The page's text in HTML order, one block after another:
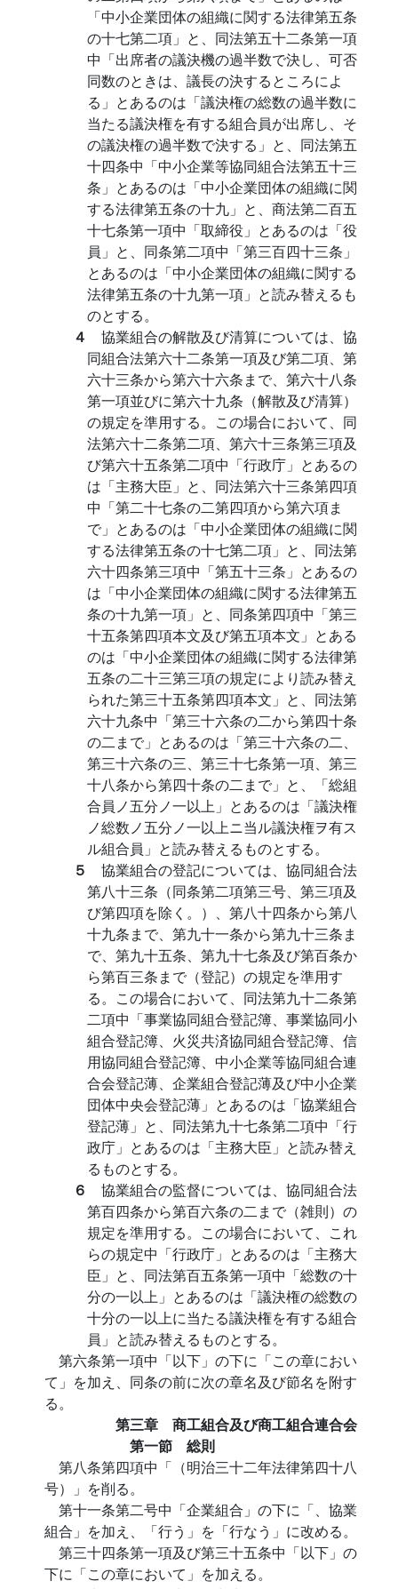
「中小企業団体の組織に関する法律第五条
の十七第二項」と、同法第五十二条第一項
中「出席者の議決機の過半数で決し、可否
同数のときは、議長の決するところによ
る」とあるのは「議決権の総数の過半数に
当たる議決権を有する組合員が出席し、そ
の議決権の過半数で決する」と、同法第五
十四条中「中小企業等協同組合法第五十三
条」とあるのは「中小企業団体の組織に関
する法律第五条の十九」と、商法第二百五
十七条第一項中「取締役」とあるのは「役
員」と、同条第二項中「第三百四十三条」
とあるのは「中小企業団体の組織に関する
法律第五条の十九第一項」と読み替えるも
のとする。
４ 協業組合の解散及び清算については、協
同組合法第六十二条第一項及び第二項、第
六十三条から第六十六条まで、第六十八条
第一項並びに第六十九条（解散及び清算）
の規定を準用する。この場合において、同
法第六十二条第二項、第六十三条第三項及
び第六十五条第二項中「行政庁」とあるの
は「主務大臣」と、同法第六十三条第四項
中「第二十七条の二第四項から第六項ま
で」とあるのは「中小企業団体の組織に関
する法律第五条の十七第二項」と、同法第
六十四条第三項中「第五十三条」とあるの
は「中小企業団体の組織に関する法律第五
条の十九第一項」と、同条第四項中「第三
十五条第四項本文及び第五項本文」とある
のは「中小企業団体の組織に関する法律第
五条の二十三第三項の規定により読み替え
られた第三十五条第四項本文」と、同法第
六十九条中「第三十六条の二から第四十条
の二まで」とあるのは「第三十六条の二、
第三十六条の三、第三十七条第一項、第三
十八条から第四十条の二まで」と、「総組
合員ノ五分ノ一以上」とあるのは「議決権
ノ総数ノ五分ノ一以上ニ当ル議決権ヲ有ス
ル組合員」と読み替えるものとする。
５ 協業組合の登記については、協同組合法
第八十三条（同条第二項第三号、第三項及
び第四項を除く。）、第八十四条から第八
十九条まで、第九十一条から第九十三条ま
で、第九十五条、第九十七条及び第百条か
ら第百三条まで（登記）の規定を準用す
る。この場合において、同法第九十二条第
二項中「事業協同組合登記簿、事業協同小
組合登記簿、火災共済協同組合登記簿、信
用協同組合登記簿、中小企業等協同組合連
合会登記薄、企業組合登記薄及び中小企業
団体中央会登記薄」とあるのは「協業組合
登記薄」と、同法第九十七条第二項中「行
政庁」とあるのは「主務大臣」と読み替え
るものとする。
６ 協業組合の監督については、協同組合法
第百四条から第百六条の二まで（雑則）の
規定を準用する。この場合において、これ
らの規定中「行政庁」とあるのは「主務大
臣」と、同法第百五条第一項中「総数の十
分の一以上」とあるのは「議決権の総数の
十分の一以上に当たる議決権を有する組合
員」と読み替えるものとする。
第六条第一項中「以下」の下に「この章におい
て」を加え、同条の前に次の章名及び節名を附す
る。
第三章 商工組合及び商工組合連合会
第一節 総則
第八条第四項中「（明治三十二年法律第四十八
号）」を削る。
第十一条第二号中「企業組合」の下に「、協業
組合」を加え、「行う」を「行なう」に改める。
第三十四条第一項及び第三十五条中「以下」の
下に「この章において」を加える。